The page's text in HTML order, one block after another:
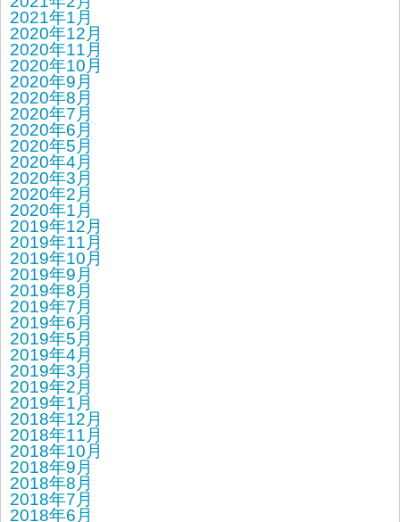
2021年1月
2020年12月
2020年11月
2020年10月
2020年9月
2020年8月
2020年7月
2020年6月
2020年5月
2020年4月
2020年3月
2020年2月
2020年1月
2019年12月
2019年11月
2019年10月
2019年9月
2019年8月
2019年7月
2019年6月
2019年5月
2019年4月
2019年3月
2019年2月
2019年1月
2018年12月
2018年11月
2018年10月
2018年9月
2018年8月
2018年7月
2018年6月